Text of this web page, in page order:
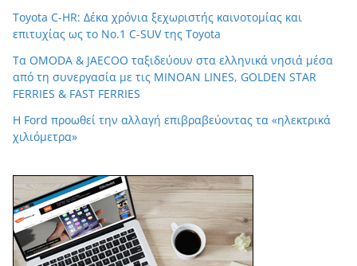
Toyota C-HR: Δέκα χρόνια ξεχωριστής καινοτομίας και
επιτυχίας ως το Νο.1 C-SUV της Toyota
Τα OMODA & JAECOO ταξιδεύουν στα ελληνικά νησιά μέσα
από τη συνεργασία με τις MINOAN LINES, GOLDEN STAR
FERRIES & FAST FERRIES
Η Ford προωθεί την αλλαγή επιβραβεύοντας τα «ηλεκτρικά
χιλιόμετρα»